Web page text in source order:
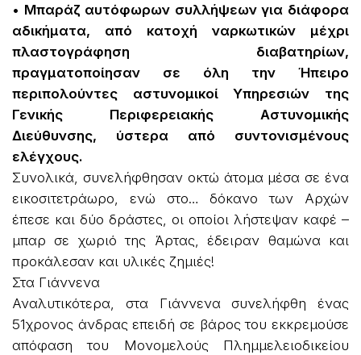
• Μπαράζ αυτόφωρων συλλήψεων για διάφορα
αδικήματα, από κατοχή ναρκωτικών μέχρι
πλαστογράφηση διαβατηρίων,
πραγματοποίησαν σε όλη την Ήπειρο
περιπολούντες αστυνομικοί Υπηρεσιών της
Γενικής Περιφερειακής Αστυνομικής
Διεύθυνσης, ύστερα από συντονισμένους
ελέγχους.
Συνολικά, συνελήφθησαν οκτώ άτομα μέσα σε ένα
εικοσιτετράωρο, ενώ στο… δόκανο των Αρχών
έπεσε και δύο δράστες, οι οποίοι λήστεψαν καφέ –
μπαρ σε χωριό της Άρτας, έδειραν θαμώνα και
προκάλεσαν και υλικές ζημιές!
Στα Γιάννενα
Αναλυτικότερα, στα Γιάννενα συνελήφθη ένας
51χρονος άνδρας επειδή σε βάρος του εκκρεμούσε
απόφαση του Μονομελούς Πλημμελειοδικείου